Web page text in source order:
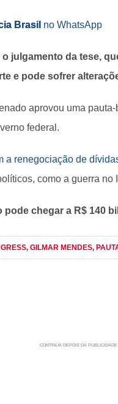
Brasil no WhatsApp
julgamento da tese,
e pode sofrer
aprovou uma
federal.
a renegociação de
como a guerra no
chegar a R$ 140
, GILMAR MENDES,